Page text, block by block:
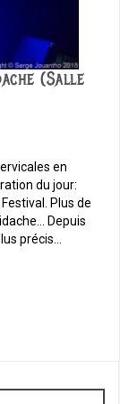
(Salle
en
du jour:
Plus de
Depuis
précis…